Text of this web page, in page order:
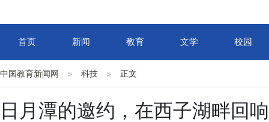
首页 新闻 教育 文学 校园
中国教育新闻网 科技 正文
日月潭的邀约，在西子湖畔回